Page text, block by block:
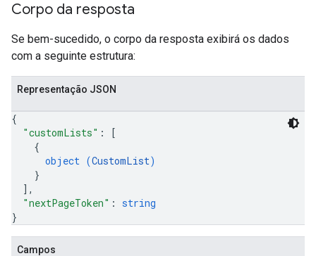
Corpo da resposta
Se bem-sucedido, o corpo da resposta exibirá os dados
com a seguinte estrutura:
Representação JSON
{
"customLists" :
[
{
object (CustomList)
}
] ,
"nextPageToken" : string
}
Campos